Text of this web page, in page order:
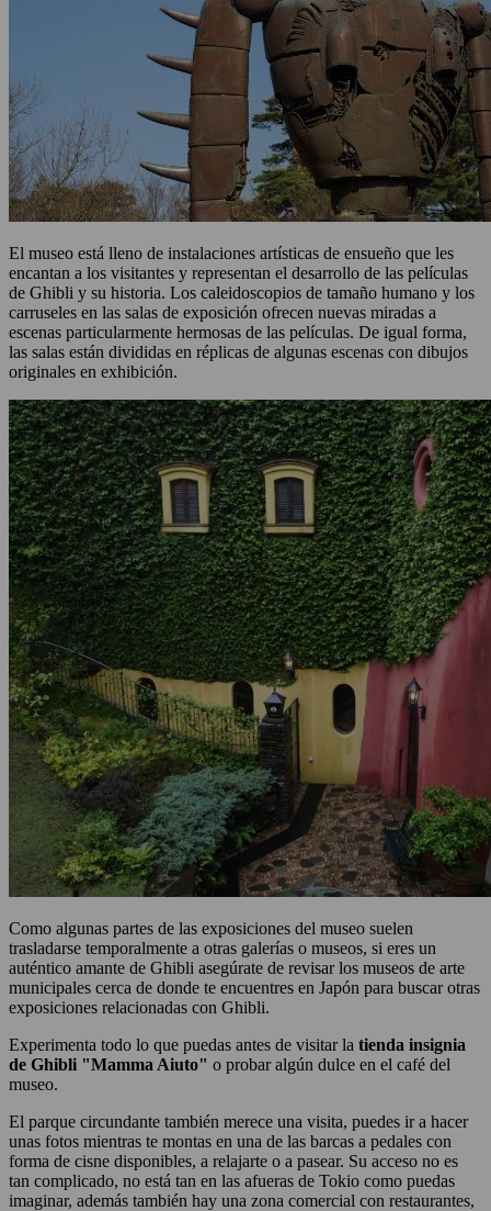
El museo está lleno de instalaciones artísticas de ensueño que les
encantan a los visitantes y representan el desarrollo de las películas
de Ghibli y su historia. Los caleidoscopios de tamaño humano y los
carruseles en las salas de exposición ofrecen nuevas miradas a
escenas particularmente hermosas de las películas. De igual forma,
las salas están divididas en réplicas de algunas escenas con dibujos
originales en exhibición.
Como algunas partes de las exposiciones del museo suelen
trasladarse temporalmente a otras galerías o museos, si eres un
auténtico amante de Ghibli asegúrate de revisar los museos de arte
municipales cerca de donde te encuentres en Japón para buscar otras
exposiciones relacionadas con Ghibli.
Experimenta todo lo que puedas antes de visitar la tienda insignia
de Ghibli "Mamma Aiuto" o probar algún dulce en el café del
museo.
El parque circundante también merece una visita, puedes ir a hacer
unas fotos mientras te montas en una de las barcas a pedales con
forma de cisne disponibles, a relajarte o a pasear. Su acceso no es
tan complicado, no está tan en las afueras de Tokio como puedas
imaginar, además también hay una zona comercial con restaurantes,